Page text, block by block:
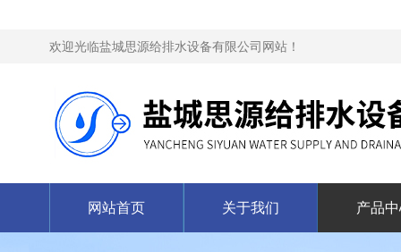
欢迎光临盐城思源给排水设备有限公司网站！
网站首页 关于我们 产品